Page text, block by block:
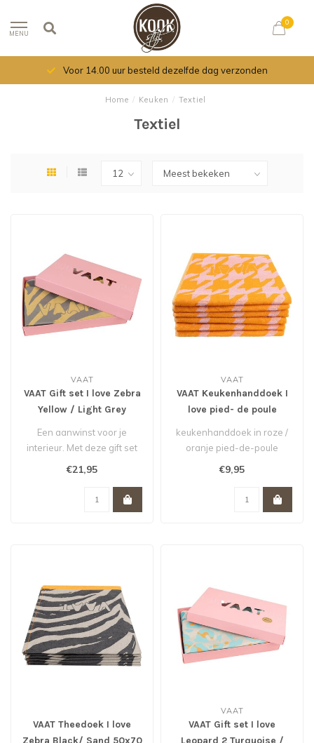
MENU
0
Voor 14.00 uur besteld dezelfde dag verzonden
Home / Keuken / Textiel
Textiel
VAAT
VAAT Gift set I love Zebra
Yellow / Light Grey
Een aanwinst voor je
interieur. Met deze gift set
maak je iedereen blij. De
€21,95
VAAT
VAAT Keukenhanddoek I
love pied- de poule
Pink/Orange
keukenhanddoek in roze /
oranje pied-de-poule
dessin. Voor een instant
€9,95
VAAT Theedoek I love
Zebra Black/ Sand 50x70
VAAT
VAAT Gift set I love
Leopard 2 Turquoise /